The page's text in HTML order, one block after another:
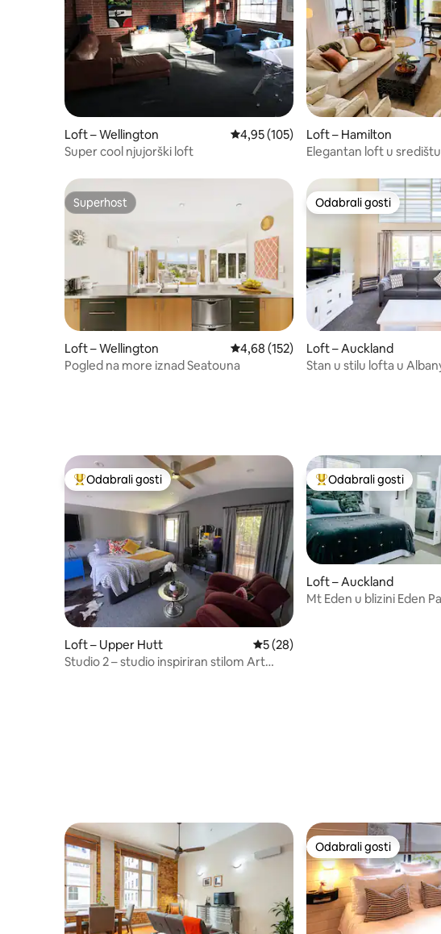
Loft – Wellington Prosječna ocjena: 4,95/5, recenzija: 105
4,95 (105)
Super cool njujorški loft
Loft – Hamilton
Elegantan loft u
Superhost
Superhost
Loft – Wellington Prosječna ocjena: 4,68/5, recenzija: 152
4,68 (152)
Pogled na more iznad Seatouna
Odabrali gosti
Odabrali gosti
Loft – Auckland
Stan u stilu lofta u
Među najviše rangiranima s oznakom „Odabrali gosti”
Odabrali gosti
Loft – Upper Hutt Prosječna ocjena: 5/5, recenzija: 28
5 (28)
Studio 2 – studio inspiriran stilom Art
Među najviše
Odabrali gosti
Loft – Auckland
Mt Eden u blizini Eden
Odabrali gosti
Odabrali gosti